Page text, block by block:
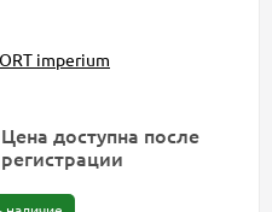
imperium
Цена доступна после
регистрации